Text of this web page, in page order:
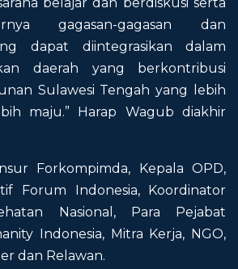
gagasan-gagasan dan
dapat diintegrasikan dalam
daerah yang berkontribusi
Sulawesi Tengah yang lebih
maju.” Harap Wagub diakhir
Forkompimda, Kepala OPD,
Forum Indonesia, Koordinator
Nasional, Para Pejabat
Indonesia, Mitra Kerja, NGO,
dan Relawan.